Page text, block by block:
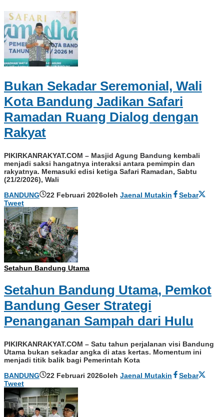
Bukan Sekadar Seremonial, Wali
Kota Bandung Jadikan Safari
Ramadan Ruang Dialog dengan
Rakyat
PIKIRKANRAKYAT.COM – Masjid Agung Bandung kembali
menjadi saksi hangatnya interaksi antara pemimpin dan
rakyatnya. Memasuki edisi ketiga Safari Ramadan, Sabtu
(21/2/2026), Wali
BANDUNG
22 Februari 2026oleh Jaenal Mutakin
Sebar
Tweet
Setahun Bandung Utama
Setahun Bandung Utama, Pemkot
Bandung Geser Strategi
Penanganan Sampah dari Hulu
PIKIRKANRAKYAT.COM – Satu tahun perjalanan visi Bandung
Utama bukan sekadar angka di atas kertas. Momentum ini
menjadi titik balik bagi Pemerintah Kota
BANDUNG
22 Februari 2026oleh Jaenal Mutakin
Sebar
Tweet